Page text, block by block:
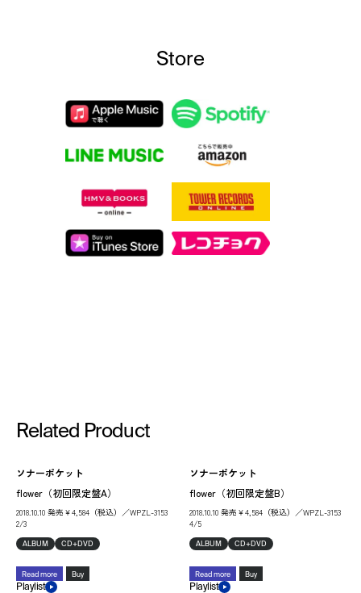
Store
Related Product
ソナーポケット
flower（初回限定盤A）
2018.10.10 発売￥4,584（税込）／WPZL-3153
2/3
ALBUM CD+DVD
Read more Buy
Playlist
ソナーポケット
flower（初回限定盤B）
2018.10.10 発売￥4,584（税込）／WPZL-3153
4/5
ALBUM CD+DVD
Read more Buy
Playlist